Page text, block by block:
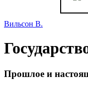
Вильсон В.
Прошлое и